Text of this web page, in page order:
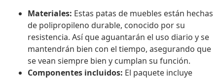
Materiales: Estas patas de muebles están hechas
de polipropileno durable, conocido por su
resistencia. Así que aguantarán el uso diario y se
mantendrán bien con el tiempo, asegurando que
se vean siempre bien y cumplan su función.
Componentes incluidos: El paquete incluye